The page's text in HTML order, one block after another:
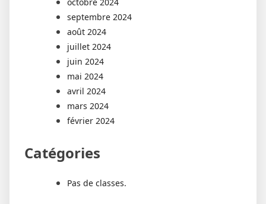
septembre 2024
août 2024
juillet 2024
juin 2024
mai 2024
avril 2024
mars 2024
février 2024
Catégories
Pas de classes.